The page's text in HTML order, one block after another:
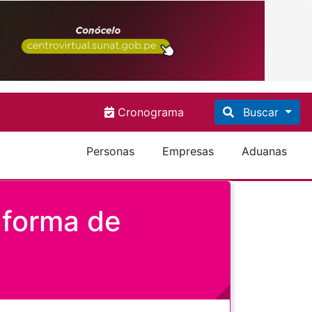
Cronograma Buscar
Personas Empresas Aduanas
de